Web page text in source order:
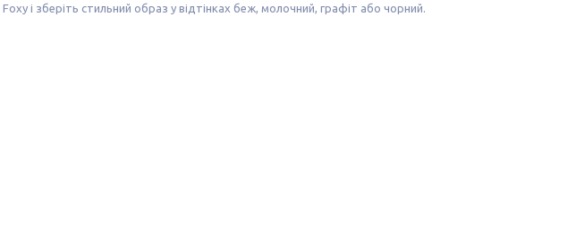
Foxy і зберіть стильний образ у відтінках беж, молочний, графіт або чорний.